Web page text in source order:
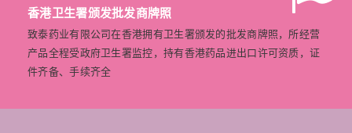
香港卫生署颁发批发商牌照
致泰药业有限公司在香港拥有卫生署颁发的批发商牌照，所经营
产品全程受政府卫生署监控，持有香港药品进出口许可资质，证
件齐备、手续齐全